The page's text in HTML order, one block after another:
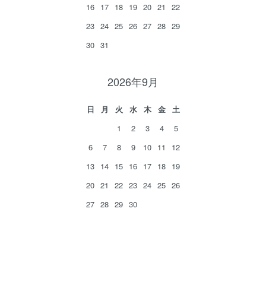
16 17 18 19 20 21
22
23 24 25 26 27 28 29
30 31
2026年9月
日 月 火 水 木 金
土
1
2 3 4
5
6
7 8 9 10 11
12
13 14 15 16 17 18 19
20 21 22 23 24 25 26
27 28 29 30